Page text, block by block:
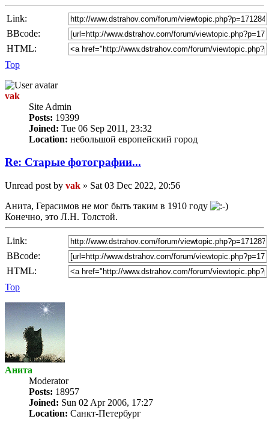
Link:
BBcode:
HTML:
Top
vak
Site Admin
Posts: 19399
Joined: Tue 06 Sep 2011, 23:32
Location: небольшой европейский город
Re: Старые фотографии...
Unread post by vak » Sat 03 Dec 2022, 20:56
Анита, Герасимов не мог быть таким в 1910 году
Конечно, это Л.Н. Толстой.
Link:
BBcode:
HTML:
Top
Анита
Мoderator
Posts: 18957
Joined: Sun 02 Apr 2006, 17:27
Location: Санкт-Петербург